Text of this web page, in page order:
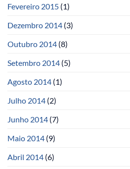
Fevereiro 2015 (1)
Dezembro 2014 (3)
Outubro 2014 (8)
Setembro 2014 (5)
Agosto 2014 (1)
Julho 2014 (2)
Junho 2014 (7)
Maio 2014 (9)
Abril 2014 (6)